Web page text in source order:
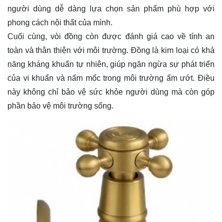
người dùng dễ dàng lựa chọn sản phẩm phù hợp với
phong cách nội thất của mình.
Cuối cùng, vòi đồng còn được đánh giá cao về tính an
toàn và thân thiện với môi trường. Đồng là kim loại có khả
năng kháng khuẩn tự nhiên, giúp ngăn ngừa sự phát triển
của vi khuẩn và nấm mốc trong môi trường ẩm ướt. Điều
này không chỉ bảo vệ sức khỏe người dùng mà còn góp
phần bảo vệ môi trường sống.